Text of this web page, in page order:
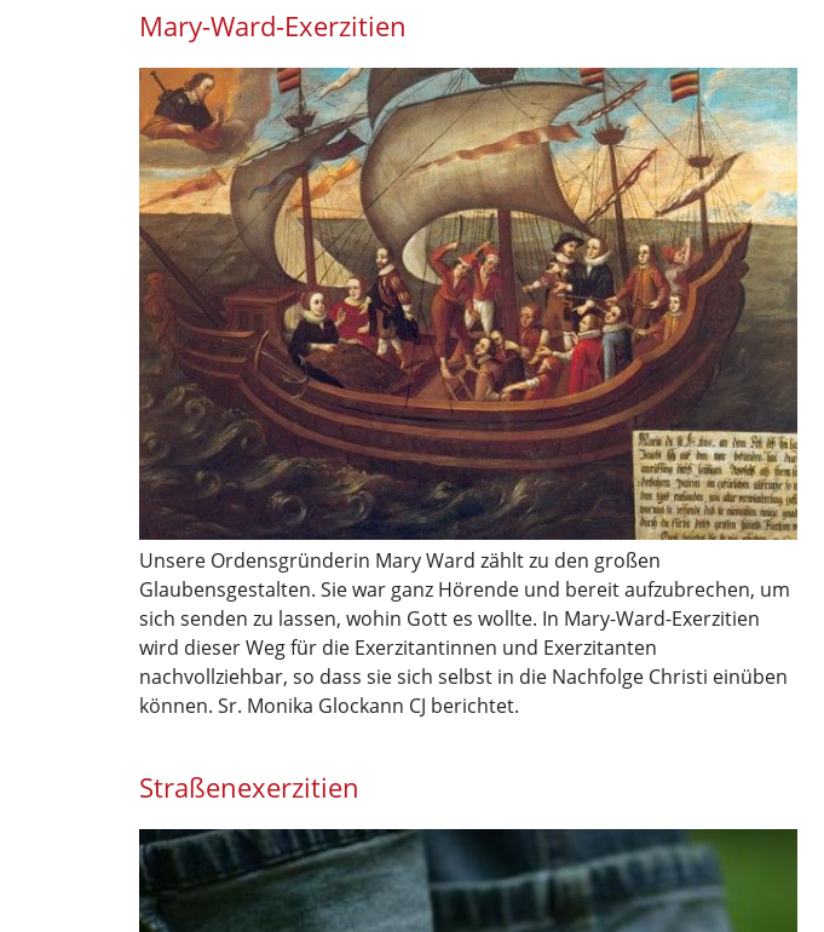
Mary-Ward-Exerzitien
Unsere Ordensgründerin Mary Ward zählt zu den großen
Glaubensgestalten. Sie war ganz Hörende und bereit aufzubrechen, um
sich senden zu lassen, wohin Gott es wollte. In Mary-Ward-Exerzitien
wird dieser Weg für die Exerzitantinnen und Exerzitanten
nachvollziehbar, so dass sie sich selbst in die Nachfolge Christi einüben
können. Sr. Monika Glockann CJ berichtet.
Straßenexerzitien